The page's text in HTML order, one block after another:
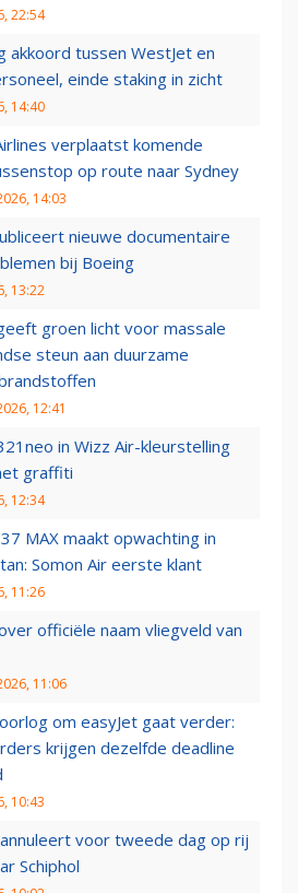
22:54
akkoord tussen WestJet en
einde staking in zicht
14:40
verplaatst komende
op route naar Sydney
14:03
nieuwe documentaire
bij Boeing
13:22
groen licht voor massale
steun aan duurzame
12:41
in Wizz Air-kleurstelling
graffiti
12:34
MAX maakt opwachting in
Somon Air eerste klant
11:26
officiële naam vliegveld van
11:06
om easyJet gaat verder:
krijgen dezelfde deadline
10:43
voor tweede dag op rij
Schiphol